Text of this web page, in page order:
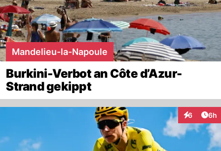
Mandelieu-la-Napoule
Burkini-Verbot an Côte d’Azur-
Strand gekippt
6 6h